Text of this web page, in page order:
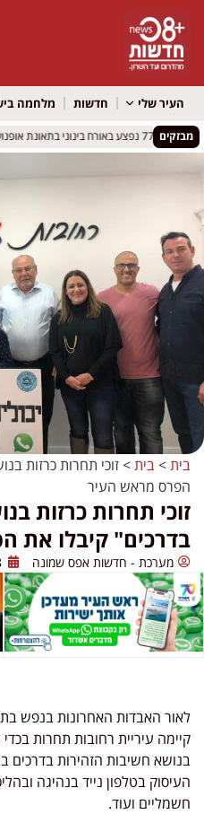
העיר שלי חדשות מלחמה
מבזקים
בן 77 נפצע באורח בינוני בתאונת אופנוע באור יהודה
בן 77 נפצע באורח בינוני בתאונת אופנוע באור יהודה
בית>בית>זוכי תחרות כרזות
הפרס מראש העיר
זוכי תחרות כרזות
בדרכים" קיבלו את
מערכת - חדשות אפס שמונה
לאור האבדות האחרונות בנפש
קיימה עיריית רחובות תחרות
בנושא חשיבות הזהירות בדרכים
העיסוק בטלפון נייד בנהיגה
חשמליים ועוד.